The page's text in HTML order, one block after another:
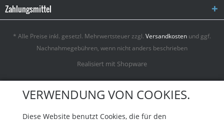
Zahlungsmittel
* Alle Preise inkl. gesetzl. Mehrwertsteuer zzgl. Versandkosten und ggf.
Nachnahmegebühren, wenn nicht anders beschrieben
Realisiert mit Shopware
VERWENDUNG VON COOKIES.
Diese Website benutzt Cookies, die für den